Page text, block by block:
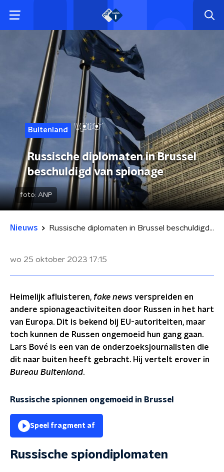
Buitenland
Russische diplomaten in Brussel
beschuldigd van spionage
foto: ANP
Nieuws Russische diplomaten in Brussel beschuldigd van spionage
wo 25 oktober 2023 17:15
Heimelijk afluisteren, fake news verspreiden en
andere spionageactiviteiten door Russen in het hart
van Europa. Dit is bekend bij EU-autoriteiten, maar
toch kunnen de Russen ongemoeid hun gang gaan.
Lars Bové is een van de onderzoeksjournalisten die
dit naar buiten heeft gebracht. Hij vertelt erover in
Bureau Buitenland.
Russische spionnen ongemoeid in Brussel
Speel fragment af
Russische spiondiplomaten